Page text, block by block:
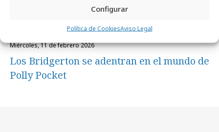
Configurar
Política de CookiesAviso Legal
miércoles, 11 de febrero 2026
Los Bridgerton se adentran en el mundo de
Polly Pocket